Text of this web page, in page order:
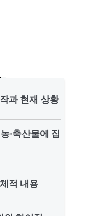
과 현재 상황
·축산물에 집
적 내용